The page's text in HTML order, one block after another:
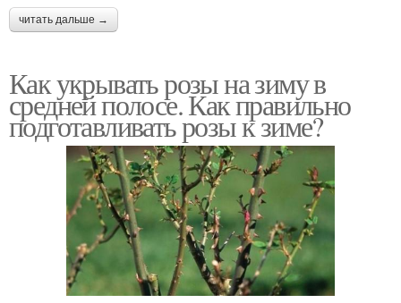
читать дальше →
Как укрывать розы на зиму в
средней полосе. Как правильно
подготавливать розы к зиме?